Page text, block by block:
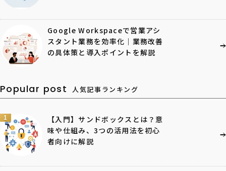
Google Workspaceで営業アシ
スタント業務を効率化｜業務改善
の具体策と導入ポイントを解説
Popular post 人気記事ランキング
1
【入門】サンドボックスとは？意
味や仕組み、3つの活用法を初心
者向けに解説